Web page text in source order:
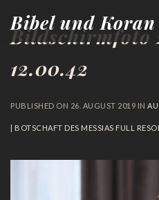
Bibel und Koran
Bildschirmfoto
12.00.42
PUBLISHED ON 26. AUGUST 2019 IN
| BOTSCHAFT DES MESSIAS FULL